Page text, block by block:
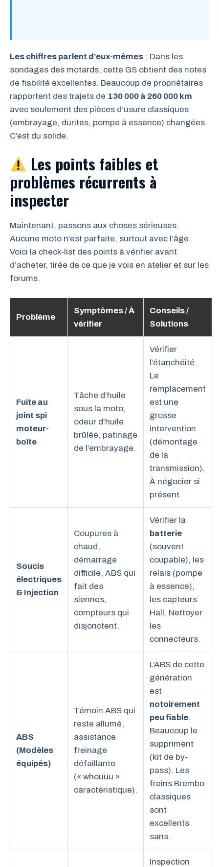
Les chiffres parlent d’eux-mêmes : Dans les
sondages des motards, cette GS obtient des notes
de fiabilité excellentes. Beaucoup de propriétaires
rapportent des trajets de 130 000 à 260 000 km
avec seulement des pièces d’usure classiques
(embrayage, durites, pompe à essence) changées.
C’est du solide.
Les points faibles et
problèmes récurrents à
inspecter
Maintenant, passons aux choses sérieuses.
Aucune moto n’est parfaite, surtout avec l’âge.
Voici la check-list des points à vérifier avant
d’acheter, tirée de ce que je vois en atelier et sur les
forums.
Problème
Symptômes / À
vérifier
Conseils /
Solutions
Fuite au
joint spi
moteur-
boîte
Tâche d’huile
sous la moto,
odeur d’huile
brûlée, patinage
de l’embrayage.
Vérifier
l’étanchéité.
Le
remplacement
est une
grosse
intervention
(démontage
de la
transmission).
À négocier si
présent.
Soucis
électriques
& Injection
Coupures à
chaud,
démarrage
difficile, ABS qui
fait des
siennes,
compteurs qui
disjonctent.
Vérifier la
batterie
(souvent
coupable), les
relais (pompe
à essence),
les capteurs
Hall. Nettoyer
les
connecteurs.
ABS
(Modèles
équipés)
Témoin ABS qui
reste allumé,
assistance
freinage
défaillante
(« whouuu »
caractéristique).
L’ABS de cette
génération
est
notoirement
peu fiable.
Beaucoup le
suppriment
(kit de by-
pass). Les
freins Brembo
classiques
sont
excellents
sans.
Inspection